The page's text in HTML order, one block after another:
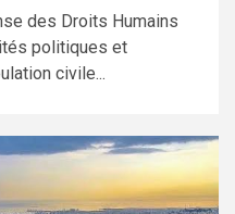
des Droits Humains
politiques et
civile...